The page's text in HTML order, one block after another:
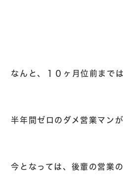
なんと、１０ヶ月位前までは
半年間ゼロのダメ営業マンが
今となっては、後輩の営業